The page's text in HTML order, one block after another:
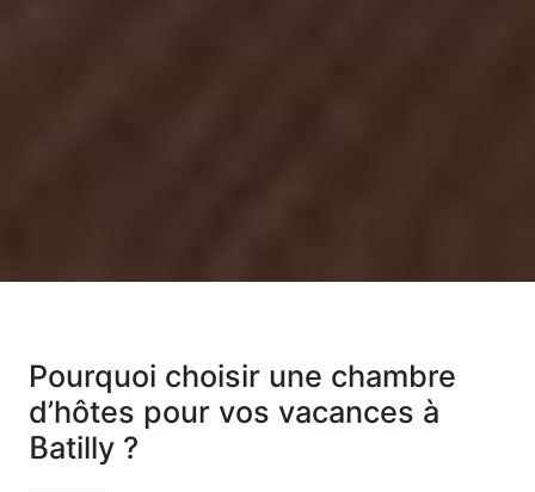
Pourquoi choisir une chambre
d’hôtes pour vos vacances à
Batilly ?